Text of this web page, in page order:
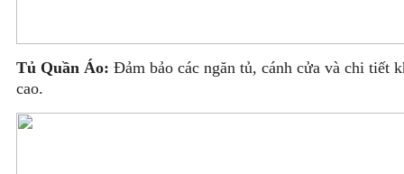
Tủ Quần Áo: Đảm bảo các ngăn tủ, cánh cửa và chi tiết
cao.